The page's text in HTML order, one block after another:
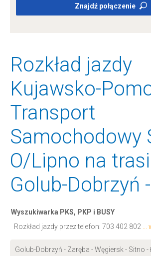
Znajdź połączenie
Rozkład jazdy
Kujawsko-
Transport
Samochodowy
O/Lipno na
Golub-Dobrzyń
Wyszukiwarka PKS, PKP i BUSY
Rozkład jazdy przez telefon: 703 402 802
Golub-Dobrzyń - Zaręba - Węgiersk - Sitno